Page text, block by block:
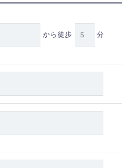
から徒歩 分